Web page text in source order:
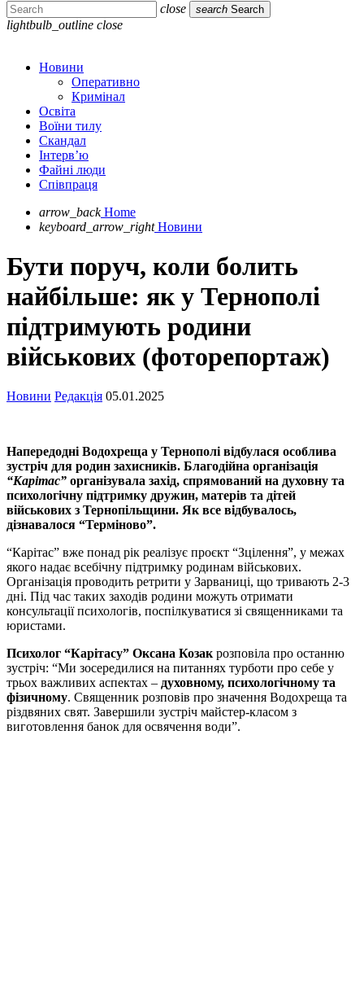
close search Search
lightbulb_outline close
Новини
Оперативно
Кримінал
Освіта
Воїни тилу
Скандал
Інтерв’ю
Файні люди
Співпраця
arrow_back Home
keyboard_arrow_right Новини
Бути поруч, коли болить
найбільше: як у Тернополі
підтримують родини
військових (фоторепортаж)
Новини Редакція 05.01.2025
Напередодні Водохреща у Тернополі відбулася особлива
зустріч для родин захисників. Благодійна організація
“Карітас” організувала захід, спрямований на духовну та
психологічну підтримку дружин, матерів та дітей
військових з Тернопільщини. Як все відбувалось,
дізнавалося “Терміново”.
“Карітас” вже понад рік реалізує проєкт “Зцілення”, у межах
якого надає всебічну підтримку родинам військових.
Організація проводить ретрити у Зарваниці, що тривають 2-3
дні. Під час таких заходів родини можуть отримати
консультації психологів, поспілкуватися зі священниками та
юристами.
Психолог “Карітасу” Оксана Козакрозповіла про останню
зустріч: “Ми зосередилися на питаннях турботи про себе у
трьох важливих аспектах – духовному, психологічному та
фізичному. Священник розповів про значення Водохреща та
різдвяних свят. Завершили зустріч майстер-класом з
виготовлення банок для освячення води”.